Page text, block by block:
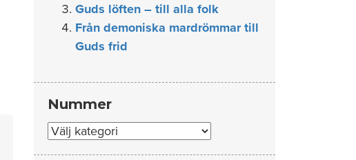
Guds löften – till alla folk
Från demoniska mardrömmar till
Guds frid
Nummer
Nummer